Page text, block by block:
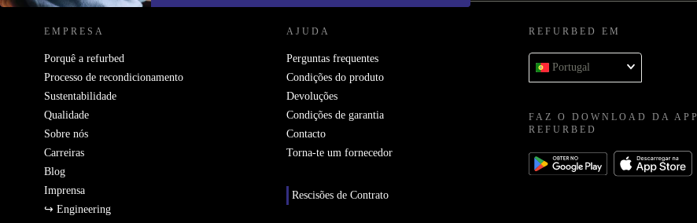
EMPRESA
Porquê a refurbed
Processo de recondicionamento
Sustentabilidade
Qualidade
Sobre nós
Carreiras
Blog
Imprensa
↪ Engineering
AJUDA
Perguntas frequentes
Condições do produto
Devoluções
Condições de garantia
Contacto
Torna-te um fornecedor
Rescisões de Contrato
REFURBED EM
Portugal
FAZ O DOWNLOAD DA APP
REFURBED